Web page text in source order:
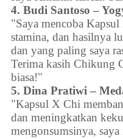
4. Budi Santoso –
"Saya mencoba
stamina, dan hasilnya
dan yang paling saya
Terima kasih Chikung
biasa!"
5. Dina Pratiwi –
"Kapsul X Chi
dan meningkatkan
mengonsumsinya,